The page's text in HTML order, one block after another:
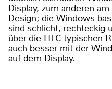
Display, zum anderen
Design; die Windows-
sind schlicht, rechteckig
über die HTC typischen
auch besser mit der
auf dem Display.